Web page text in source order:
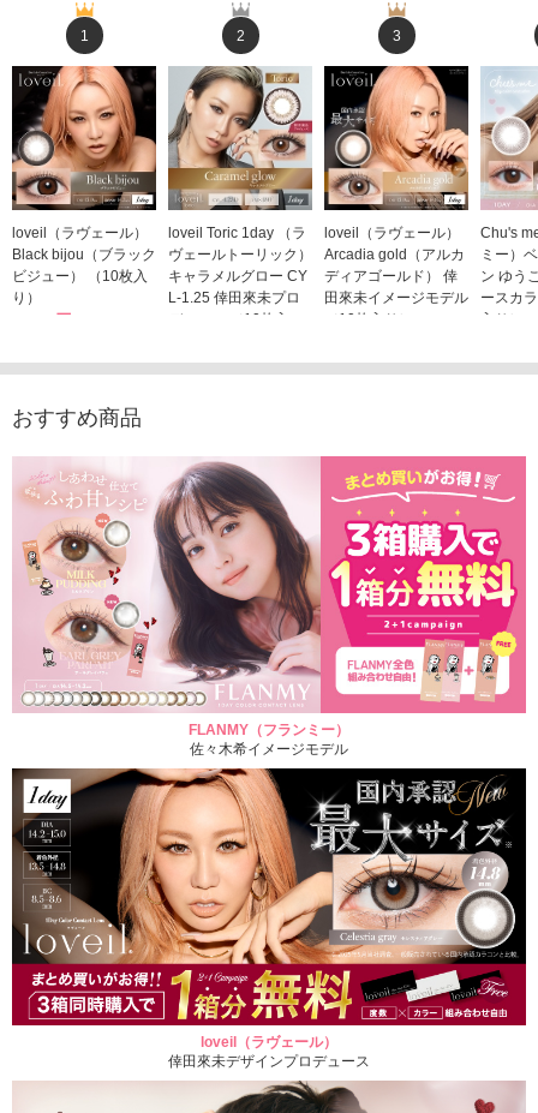
1
loveil（ラヴェール）
Black bijou（ブラック
ビジュー） （10枚入
り）
1,760円
2
loveil Toric 1day （ラ
ヴェールトーリック）
キャラメルグロー CY
L-1.25 倖田來未プロ
デュース （10枚入
1,760円(税込)
3
loveil（ラヴェール）
Arcadia gold（アルカ
ディアゴールド） 倖
田來未イメージモデル
（10枚入り）
Chu's
ミー）
ン ゆう
ースカ
入り）
おすすめ商品
FLANMY（フランミー）
佐々木希イメージモデル
loveil（ラヴェール）
倖田來未デザインプロデュース